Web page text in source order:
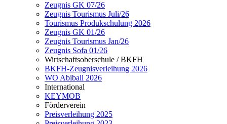
Zeugnis GK 07/26
Zeugnis Tourismus Juli/26
Tourismus Produkschulung 2026
Zeugnis GK 01/26
Zeugnis Tourismus Jan/26
Zeugnis Sofa 01/26
Wirtschaftsoberschule / BKFH
BKFH-Zeugnisverleihung 2026
WO Abiball 2026
International
KEYMOB
Förderverein
Preisverleihung 2025